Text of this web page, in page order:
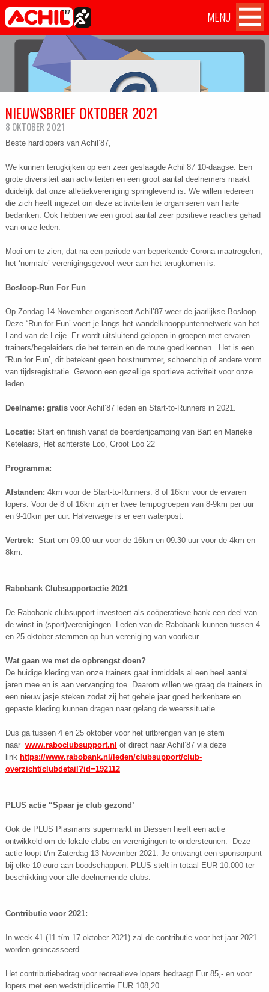
Atletiekvereniging Achil
'87 Hilvarenbeek
MENU
Home
OVER ACHIL
TILBURG TEN MILES CHALLENGE
AANMELDEN
CONTACT
Achil
Facebook
NIEUWSBRIEF OKTOBER 2021
8 OKTOBER 2021
Beste hardlopers van Achil’87,
We kunnen terugkijken op een zeer geslaagde Achil’87 10-daagse. Een
grote diversiteit aan activiteiten en een groot aantal deelnemers maakt
duidelijk dat onze atletiekvereniging springlevend is. We willen iedereen
die zich heeft ingezet om deze activiteiten te organiseren van harte
bedanken. Ook hebben we een groot aantal zeer positieve reacties gehad
van onze leden.
Mooi om te zien, dat na een periode van beperkende Corona maatregelen,
het ‘normale’ verenigingsgevoel weer aan het terugkomen is.
Bosloop-Run For Fun
Op Zondag 14 November organiseert Achil’87 weer de jaarlijkse Bosloop.
Deze “Run for Fun’ voert je langs het wandelknooppuntennetwerk van het
Land van de Leije. Er wordt uitsluitend gelopen in groepen met ervaren
trainers/begeleiders die het terrein en de route goed kennen. Het is een
“Run for Fun’, dit betekent geen borstnummer, schoenchip of andere vorm
van tijdsregistratie. Gewoon een gezellige sportieve activiteit voor onze
leden.
Deelname: gratisvoor Achil’87 leden en Start-to-Runners in 2021.
Locatie: Start en finish vanaf de boerderijcamping van Bart en Marieke
Ketelaars, Het achterste Loo, Groot Loo 22
Programma:
Afstanden: 4km voor de Start-to-Runners. 8 of 16km voor de ervaren
lopers. Voor de 8 of 16km zijn er twee tempogroepen van 8-9km per uur
en 9-10km per uur. Halverwege is er een waterpost.
Vertrek: Start om 09.00 uur voor de 16km en 09.30 uur voor de 4km en
8km.
Rabobank Clubsupportactie 2021
De Rabobank clubsupport investeert als coöperatieve bank een deel van
de winst in (sport)verenigingen. Leden van de Rabobank kunnen tussen 4
en 25 oktober stemmen op hun vereniging van voorkeur.
Wat gaan we met de opbrengst doen?
De huidige kleding van onze trainers gaat inmiddels al een heel aantal
jaren mee en is aan vervanging toe. Daarom willen we graag de trainers in
een nieuw jasje steken zodat zij het gehele jaar goed herkenbare en
gepaste kleding kunnen dragen naar gelang de weerssituatie.
Dus ga tussen 4 en 25 oktober voor het uitbrengen van je stem
naar www.raboclubsupport.nl of direct naar Achil’87 via deze
link https://www.rabobank.nl/leden/clubsupport/club-
overzicht/clubdetail?id=192112
PLUS actie “Spaar je club gezond’
Ook de PLUS Plasmans supermarkt in Diessen heeft een actie
ontwikkeld om de lokale clubs en verenigingen te ondersteunen. Deze
actie loopt t/m Zaterdag 13 November 2021. Je ontvangt een sponsorpunt
bij elke 10 euro aan boodschappen. PLUS stelt in totaal EUR 10.000 ter
beschikking voor alle deelnemende clubs.
Contributie voor 2021:
In week 41 (11 t/m 17 oktober 2021) zal de contributie voor het jaar 2021
worden geïncasseerd.
Het contributiebedrag voor recreatieve lopers bedraagt Eur 85,- en voor
lopers met een wedstrijdlicentie EUR 108,20